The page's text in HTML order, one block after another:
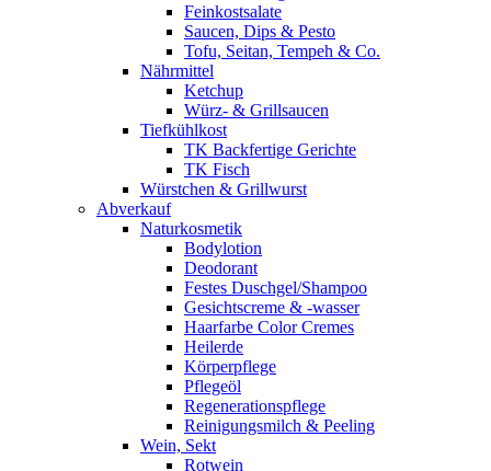
Feinkostsalate
Saucen, Dips & Pesto
Tofu, Seitan, Tempeh & Co.
Nährmittel
Ketchup
Würz- & Grillsaucen
Tiefkühlkost
TK Backfertige Gerichte
TK Fisch
Würstchen & Grillwurst
Abverkauf
Naturkosmetik
Bodylotion
Deodorant
Festes Duschgel/Shampoo
Gesichtscreme & -wasser
Haarfarbe Color Cremes
Heilerde
Körperpflege
Pflegeöl
Regenerationspflege
Reinigungsmilch & Peeling
Wein, Sekt
Rotwein